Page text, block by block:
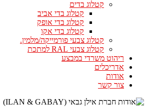
קטלוג בדים
קטלוג בדי אביב
קטלוג בדי אופק
קטלוג בדי אקו
קטלוג צבעי פורמייקה/מלמין.
קטלוג צבעי RAL למתכת
ריהוט משרדי במבצע
אדריכלים
אודות
צור קשר